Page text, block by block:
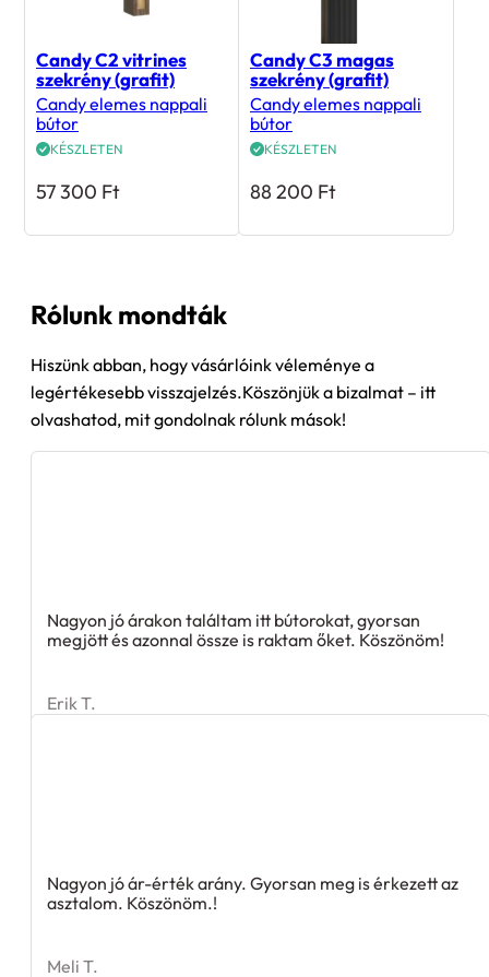
szekrény (grafit)
Candy elemes nappali
bútor
KÉSZLETEN
57 300
szekrény (grafit)
Candy elemes nappali
bútor
KÉSZLETEN
88 200
legértékesebb visszajelzés.Köszönjük a bizalmat – itt
olvashatod, mit gondolnak rólunk mások!
megjött és azonnal össze is raktam őket. Köszönöm!
asztalom. Köszönöm.!